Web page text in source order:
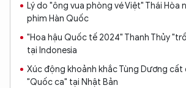
Lý do "ông vua phòng vé Việt" Thái Hòa
phim Hàn Quốc
"Hoa hậu Quốc tế 2024" Thanh Thủy
tại Indonesia
Xúc động khoảnh khắc Tùng Dương
"Quốc ca" tại Nhật Bản